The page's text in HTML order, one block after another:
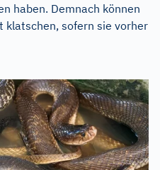
haben. Demnach können
klatschen, sofern sie vorher